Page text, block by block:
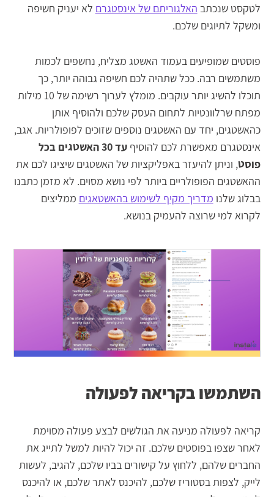
לטקסט שנכתב האלגוריתם של אינסטגרם לא יעניק חשיפה
ומשקל לתיוגים שלכם.
פוסטים שמופיעים בעמוד האשטג מצליח, נחשפים לכמות
משתמשים רבה. ככל שתהיה לכם חשיפה גבוהה יותר, כך
תוכלו להשיג יותר עוקבים. מומלץ לערוך רשימה של 10 מילות
מפתח שרלוונטיות לתחום העסק שלכם ולהוסיף אותן
כהאשטגים, יחד עם האשטגים נוספים שזוכים לפופולריות. אגב,
אינסטגרם מאפשרת לכם להוסיף
עד 30 האשטגים בכל
פוסט, וניתן להיעזר באפליקציות של האשטגים שיציגו לכם את
ההאשטגים הפופולריים ביותר לפי נושא מסוים. לא מזמן כתבנו
בבלוג שלנו מדריך מקיף לשימוש בהאשטאגים ממליצים
לקרוא למי שרוצה להעמיק בנושא.
השתמשו בקריאה לפעולה
קריאה לפעולה מניעה את הגולשים לבצע פעולה מסוימת
לאחר שצפו בפוסטים שלכם. זה יכול להיות למשל לתייג את
החברים שלהם, ללחוץ על קישורים בביו שלכם, להגיב, לעשות
לייק, לצפות בסטוריז שלכם, להיכנס לאתר שלכם, או להיכנס